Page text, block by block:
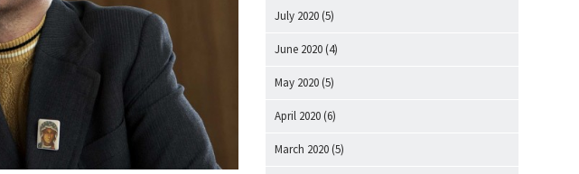
July 2020 (5)
June 2020 (4)
May 2020 (5)
April 2020 (6)
March 2020 (5)